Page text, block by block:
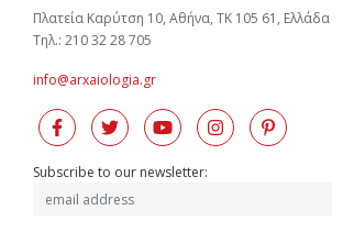
Πλατεία Καρύτση 10, Αθήνα, ΤΚ 105 61, Ελλάδα
Tηλ.: 210 32 28 705
info@arxaiologia.gr
Subscribe to our newsletter: